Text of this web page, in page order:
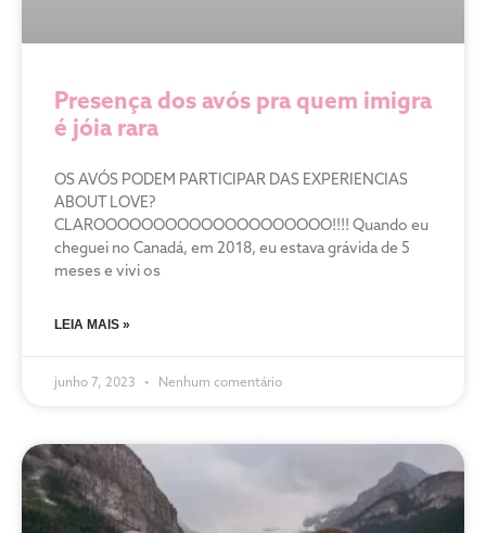
Presença dos avós pra quem imigra
é jóia rara
OS AVÓS PODEM PARTICIPAR DAS EXPERIENCIAS
ABOUT LOVE?
CLAROOOOOOOOOOOOOOOOOOOO!!!! Quando eu
cheguei no Canadá, em 2018, eu estava grávida de 5
meses e vivi os
LEIA MAIS »
junho 7, 2023 Nenhum comentário